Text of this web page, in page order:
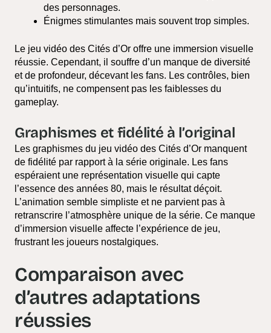
des personnages.
Énigmes stimulantes mais souvent trop simples.
Le jeu vidéo des Cités d’Or offre une immersion visuelle
réussie. Cependant, il souffre d’un manque de diversité
et de profondeur, décevant les fans. Les contrôles, bien
qu’intuitifs, ne compensent pas les faiblesses du
gameplay.
Graphismes et fidélité à l’original
Les graphismes du jeu vidéo des Cités d’Or manquent
de fidélité par rapport à la série originale. Les fans
espéraient une représentation visuelle qui capte
l’essence des années 80, mais le résultat déçoit.
L’animation semble simpliste et ne parvient pas à
retranscrire l’atmosphère unique de la série. Ce manque
d’immersion visuelle affecte l’expérience de jeu,
frustrant les joueurs nostalgiques.
Comparaison avec
d’autres adaptations
réussies